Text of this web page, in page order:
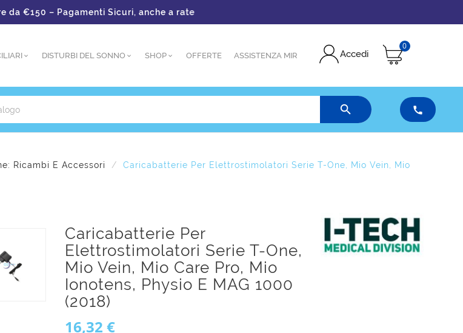
– Pagamenti Sicuri, anche a rate
DISTURBI DEL SONNO SHOP OFFERTE ASSISTENZA MIR Accedi
0
 
Ricambi E Accessori
Caricabatterie Per Elettrostimolatori Serie T-One, Mio Vein, Mio
Caricabatterie Per
Elettrostimolatori Serie T-One,
Mio Vein, Mio Care Pro, Mio
Ionotens, Physio E MAG 1000
(2018)
16,32 €